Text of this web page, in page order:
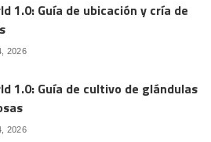
1.0: Guía de ubicación y cría de
2026
1.0: Guía de cultivo de glándulas
2026